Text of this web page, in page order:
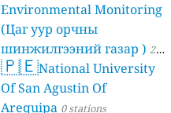
Environmental Monitoring
(Цаг уур орчны
шинжилгээний газар ) 21
stations
🇵🇪National University
Of San Agustin Of
Arequipa 0 stations